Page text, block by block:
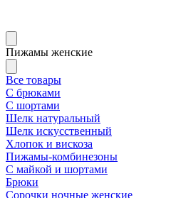
Пижамы женские
Все товары
С брюками
С шортами
Шелк натуральный
Шелк искусственный
Хлопок и вискоза
Пижамы-комбинезоны
С майкой и шортами
Брюки
Сорочки ночные женские